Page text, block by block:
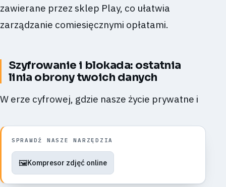
zawierane przez sklep Play, co ułatwia
zarządzanie comiesięcznymi opłatami.
Szyfrowanie i blokada: ostatnia
linia obrony twoich danych
W erze cyfrowej, gdzie nasze życie prywatne i
SPRAWDŹ NASZE NARZĘDZIA
🖼️Kompresor zdjęć online